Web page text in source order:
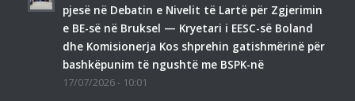
pjesë në Debatin e Nivelit të Lartë për Zgjerimin
e BE-së në Bruksel — Kryetari i EESC-së Boland
dhe Komisionerja Kos shprehin gatishmërinë për
bashkëpunim të ngushtë me BSPK-në
17/07/2026 - 10:01